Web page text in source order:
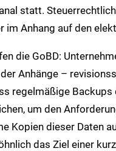
statt.
im Anhang auf den
die GoBD:
Anhänge –
regelmäßige
um den
Kopien dieser Daten
das Ziel einer